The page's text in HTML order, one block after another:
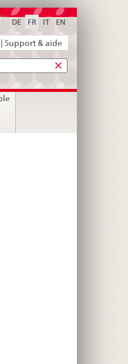
Support & aide
DE FR IT EN